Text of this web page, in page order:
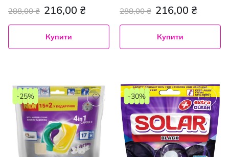
216,00 ₴
288,00 ₴
Купити
216,00 ₴
288,00 ₴
Купити
-25% -30%